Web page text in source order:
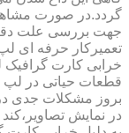
گردد.در صورت
جهت بررسی علت
تعمیرکار حرفه ای
خرابی کارت
قطعات حیاتی در لپ
بروز مشکلات جدی
در نمایش